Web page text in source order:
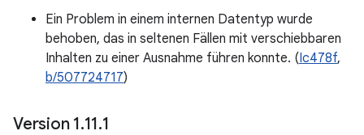
Ein Problem in einem internen Datentyp wurde
behoben, das in seltenen Fällen mit verschiebbaren
Inhalten zu einer Ausnahme führen konnte. (Ic478f,
b/507724717)
Version 1.11.1